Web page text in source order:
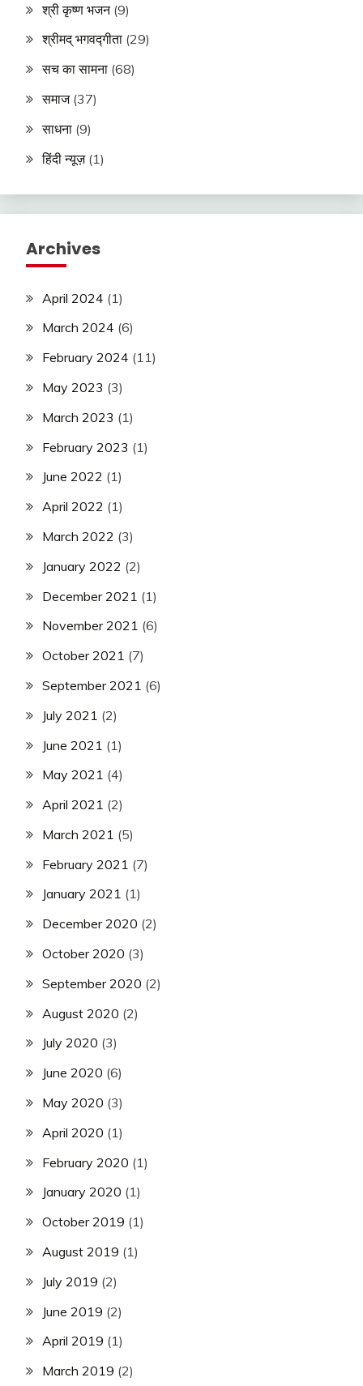
श्री कृष्ण भजन(9)
श्रीमद् भगवद्गीता (29)
सच का सामना (68)
समाज(37)
साधना (9)
हिंदी न्यूज़(1)
Archives
April 2024 (1)
March 2024 (6)
February 2024 (11)
May 2023 (3)
March 2023 (1)
February 2023 (1)
June 2022 (1)
April 2022 (1)
March 2022 (3)
January 2022 (2)
December 2021 (1)
November 2021 (6)
October 2021 (7)
September 2021 (6)
July 2021 (2)
June 2021 (1)
May 2021 (4)
April 2021 (2)
March 2021 (5)
February 2021 (7)
January 2021 (1)
December 2020 (2)
October 2020 (3)
September 2020 (2)
August 2020 (2)
July 2020 (3)
June 2020 (6)
May 2020 (3)
April 2020 (1)
February 2020 (1)
January 2020 (1)
October 2019 (1)
August 2019 (1)
July 2019 (2)
June 2019 (2)
April 2019 (1)
March 2019 (2)